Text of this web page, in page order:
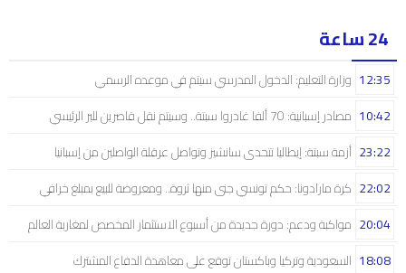
24 ساعة
وزارة التعليم: الدخول المدرسي سیتم في موعده الرسمي 12:35
مصادر إسبانية: 70 ألفا غادروا سبتة.. وسيتم نقل قاصرين للبر الرئيسي 10:42
أزمة سبتة: إيطاليا تتحدى سانشيز وتواصل عرقلة الواصلين من إسبانيا 23:22
كرة مارادونا: حكم تونسي جنى منها ثروة.. ومعروضة للبيع بمبلغ خرافي 22:02
مواكبة ودعم: دورة جديدة من أسبوع الاستثمار المخصص لمغاربة العالم 20:04
السعودية وتركيا وباكستان توقع على معاهدة الدفاع المشترك 18:08